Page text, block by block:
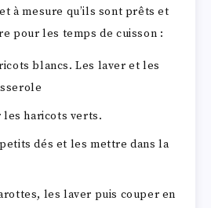
à mesure qu’ils sont prêts et
pour les temps de cuisson :
blancs. Les laver et les
haricots verts.
dés et les mettre dans la
les laver puis couper en